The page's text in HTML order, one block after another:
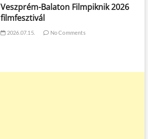
Veszprém-Balaton Filmpiknik 2026
filmfesztivál
2026.07.15. No Comments